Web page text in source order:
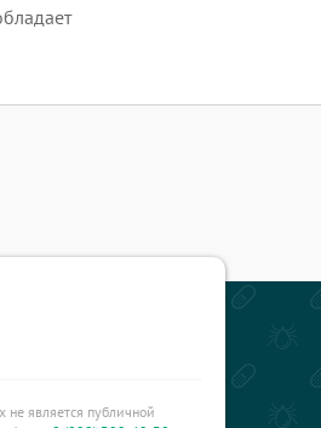
является публичной